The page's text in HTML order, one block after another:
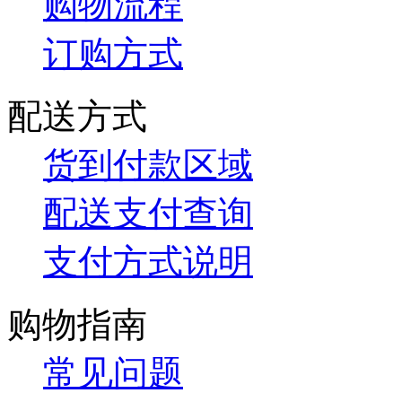
订购方式
配送方式
货到付款区域
配送支付查询
支付方式说明
购物指南
常见问题